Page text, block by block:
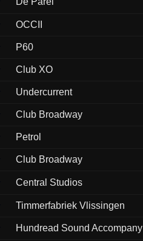
OCCII
P60
Club XO
Undercurrent
Club Broadway
Petrol
Club Broadway
Central Studios
Timmerfabriek Vlissingen
Hundread Sound Accompany